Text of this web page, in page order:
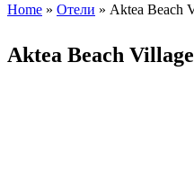
Home » Отели » Aktea Beach
Aktea Beach Village